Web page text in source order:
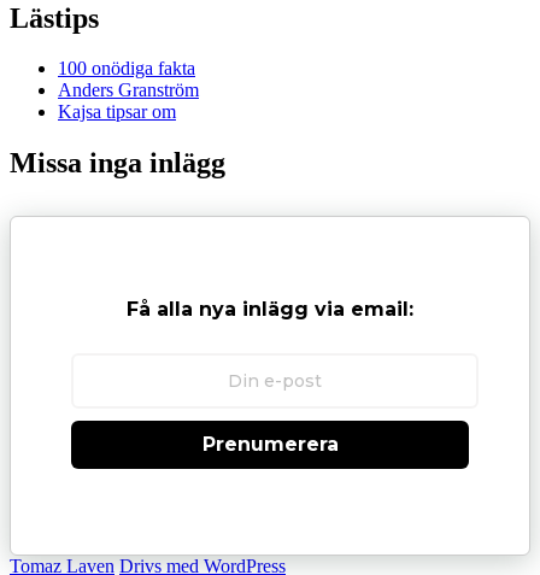
Lästips
100 onödiga fakta
Anders Granström
Kajsa tipsar om
Missa inga inlägg
Få alla nya inlägg via email:
Prenumerera
Tomaz Laven Drivs med WordPress